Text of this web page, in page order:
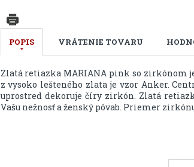
POPIS VRÁTENIE TOVARU
Zlatá retiazka MARIANA pink so zirkónom
z vysoko lešteného zlata je vzor Anker.
uprostred dekoruje číry zirkón. Zlatá
Vašu nežnosť a ženský pôvab. Priemer